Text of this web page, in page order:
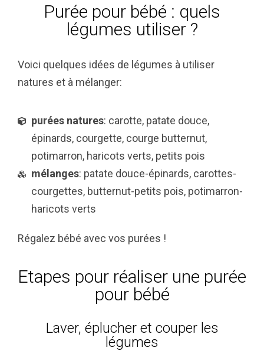
Purée pour bébé : quels
légumes utiliser ?
Voici quelques idées de légumes à utiliser
natures et à mélanger:
purées natures: carotte, patate douce,
épinards, courgette, courge butternut,
potimarron, haricots verts, petits pois
mélanges: patate douce-épinards, carottes-
courgettes, butternut-petits pois, potimarron-
haricots verts
Régalez bébé avec vos purées !
Etapes pour réaliser une purée
pour bébé
Laver, éplucher et couper les
légumes